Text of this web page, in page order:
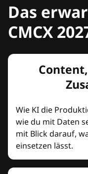
Das
CMCX
Wie KI die
wie du mit Daten
mit Blick darauf,
einsetzen lässt.